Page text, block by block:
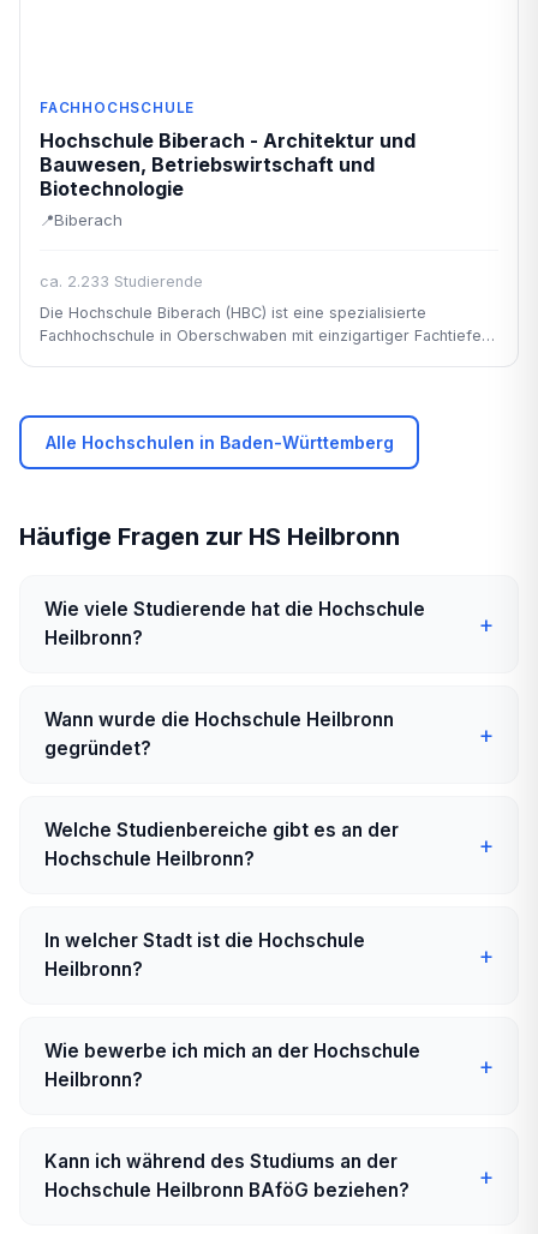
FACHHOCHSCHULE
Hochschule Biberach - Architektur und
Bauwesen, Betriebswirtschaft und
Biotechnologie
Biberach
ca. 2.233 Studierende
Die Hochschule Biberach (HBC) ist eine spezialisierte
Fachhochschule in Oberschwaben mit einzigartiger Fachtiefe in
Alle Hochschulen in Baden-Württemberg
Häufige Fragen zur HS Heilbronn
Wie viele Studierende hat die Hochschule
Heilbronn?
Wann wurde die Hochschule Heilbronn
gegründet?
Welche Studienbereiche gibt es an der
Hochschule Heilbronn?
In welcher Stadt ist die Hochschule
Heilbronn?
Wie bewerbe ich mich an der Hochschule
Heilbronn?
Kann ich während des Studiums an der
Hochschule Heilbronn BAföG beziehen?